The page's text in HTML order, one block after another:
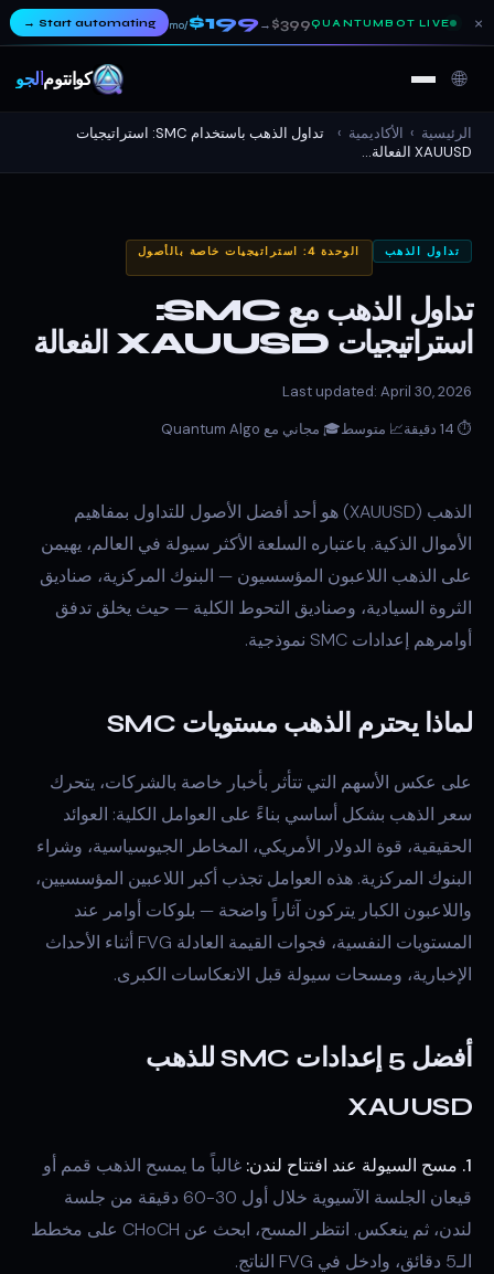
QUANTUMBOT LIVE
$399
→
$199
/mo
Start automating
→ ×
كوانتومألجو 🌐
الرئيسية › الأكاديمية ›
تداول الذهب باستخدام SMC: استراتيجيات
XAUUSD الفعالة...
تداول الذهب الوحدة 4: استراتيجيات خاصة بالأصول
تداول الذهب مع SMC:
استراتيجيات XAUUSD الفعالة
Last updated: April 30, 2026
⏱ 14 دقيقة
📈 متوسط🎓 مجاني مع Quantum Algo
الذهب (XAUUSD) هو أحد أفضل الأصول للتداول بمفاهيم
الأموال الذكية. باعتباره السلعة الأكثر سيولة في العالم، يهيمن
على الذهب اللاعبون المؤسسيون — البنوك المركزية، صناديق
الثروة السيادية، وصناديق التحوط الكلية — حيث يخلق تدفق
أوامرهم إعدادات SMC نموذجية.
لماذا يحترم الذهب مستويات SMC
على عكس الأسهم التي تتأثر بأخبار خاصة بالشركات، يتحرك
سعر الذهب بشكل أساسي بناءً على العوامل الكلية: العوائد
الحقيقية، قوة الدولار الأمريكي، المخاطر الجيوسياسية، وشراء
البنوك المركزية. هذه العوامل تجذب أكبر اللاعبين المؤسسيين،
واللاعبون الكبار يتركون آثاراً واضحة — بلوكات أوامر عند
المستويات النفسية، فجوات القيمة العادلة FVG أثناء الأحداث
الإخبارية، ومسحات سيولة قبل الانعكاسات الكبرى.
أفضل 5 إعدادات SMC للذهب
XAUUSD
1. مسح السيولة عند افتتاح لندن:
غالباً ما يمسح الذهب قمم أو
قيعان الجلسة الآسيوية خلال أول 30-60 دقيقة من جلسة
لندن، ثم ينعكس. انتظر المسح، ابحث عن CHoCH على مخطط
الـ5 دقائق، وادخل في FVG الناتج.